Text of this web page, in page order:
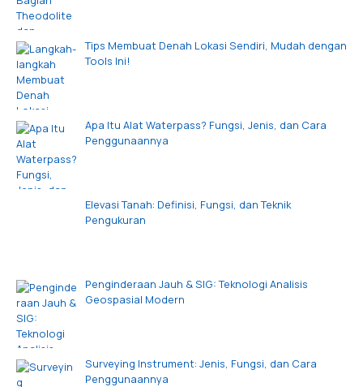
Tips Membuat Denah Lokasi Sendiri, Mudah dengan
Tools Ini!
Apa Itu Alat Waterpass? Fungsi, Jenis, dan Cara
Penggunaannya
Elevasi Tanah: Definisi, Fungsi, dan Teknik
Pengukuran
Penginderaan Jauh & SIG: Teknologi Analisis
Geospasial Modern
Surveying Instrument: Jenis, Fungsi, dan Cara
Penggunaannya